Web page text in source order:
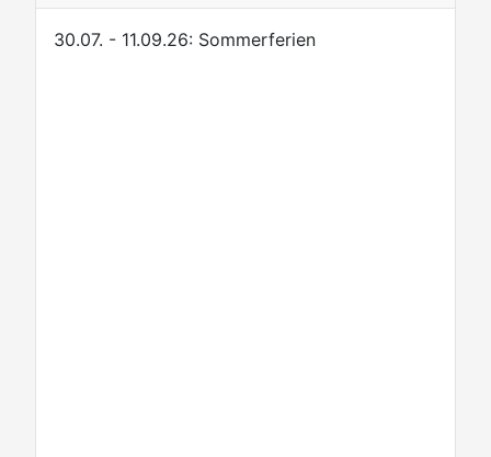
30.07. - 11.09.26: Sommerferien